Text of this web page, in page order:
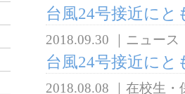
台風24号接近に
2018.09.30 ニュース
台風24号接近にと
2018.08.08 在校生・